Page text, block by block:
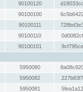
90100120
90100100
90100111
90100110
90100101
5950080
5950082
5950081